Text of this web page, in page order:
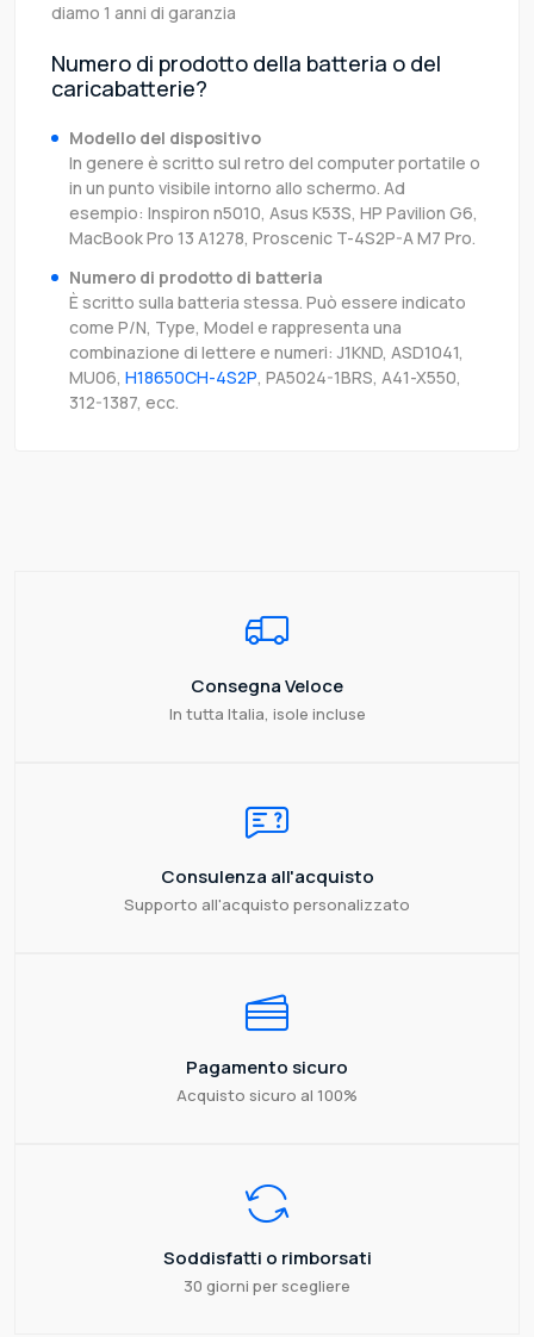
diamo 1 anni di garanzia
Numero di prodotto della batteria o del
caricabatterie?
Modello del dispositivo
In genere è scritto sul retro del computer portatile o
in un punto visibile intorno allo schermo. Ad
esempio: Inspiron n5010, Asus K53S, HP Pavilion G6,
MacBook Pro 13 A1278, Proscenic T-4S2P-A M7 Pro.
Numero di prodotto di batteria
È scritto sulla batteria stessa. Può essere indicato
come P/N, Type, Model e rappresenta una
combinazione di lettere e numeri: J1KND, ASD1041,
MU06, H18650CH-4S2P, PA5024-1BRS, A41-X550,
312-1387, ecc.
Consegna Veloce
In tutta Italia, isole incluse
Consulenza all'acquisto
Supporto all'acquisto personalizzato
Pagamento sicuro
Acquisto sicuro al 100%
Soddisfatti o rimborsati
30 giorni per scegliere